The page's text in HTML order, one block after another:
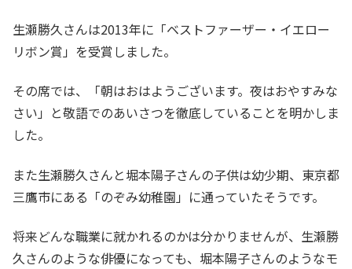
生瀬勝久さんは2013年に「ベストファーザー・イエロー
リボン賞」を受賞しました。
その席では、「朝はおはようございます。夜はおやすみな
さい」と敬語でのあいさつを徹底していることを明かしま
した。
また生瀬勝久さんと堀本陽子さんの子供は幼少期、東京都
三鷹市にある「のぞみ幼稚園」に通っていたそうです。
将来どんな職業に就かれるのかは分かりませんが、生瀬勝
久さんのような俳優になっても、堀本陽子さんのようなモ